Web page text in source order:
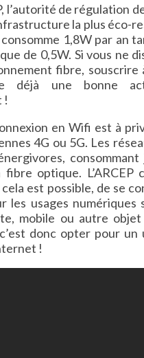
l’autorité de régulation
la plus éco-
1,8W par an
de 0,5W. Si vous ne
fibre, souscrire
déjà une bonne
!
en Wifi est à
4G ou 5G. Les
consommant
optique. L’ARCEP
est possible, de se
les usages numériques
mobile ou autre
donc opter pour un
!